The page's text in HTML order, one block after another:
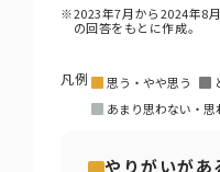
※2023年7月から2024年8
の回答をもとに作成。
凡例 思う・やや思う
あまり思わない・思
やりがいがあ